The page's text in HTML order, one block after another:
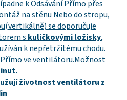
k Odsávání Přímo přes
na stěnu Nebo do stropu,
(vertikálně) se doporučuje
s kuličkovými ložisky,
k nepřetržitému chodu.
ve ventilátoru.Možnost
životnost ventilátoru z